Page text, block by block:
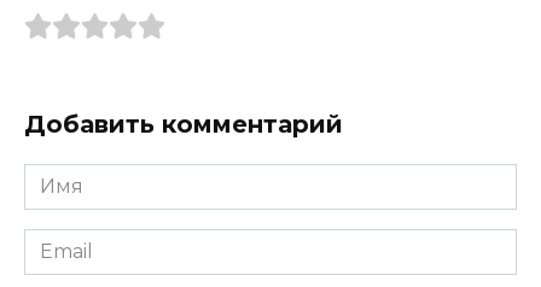
Добавить комментарий
Имя
*
Email
*